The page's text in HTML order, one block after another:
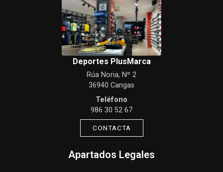
Deportes PlusMarca
Rúa Noria, Nº 2
36940 Cangas
Teléfono
986 30 52 67
CONTACTA
Apartados Legales